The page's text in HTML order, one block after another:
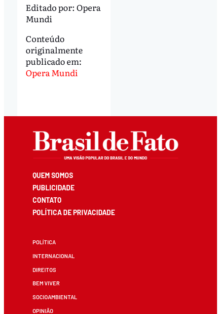
Editado por: Opera
Mundi
Conteúdo
originalmente
publicado em:
Opera Mundi
QUEM SOMOS
PUBLICIDADE
CONTATO
POLÍTICA DE PRIVACIDADE
POLÍTICA
INTERNACIONAL
DIREITOS
BEM VIVER
SOCIOAMBIENTAL
OPINIÃO